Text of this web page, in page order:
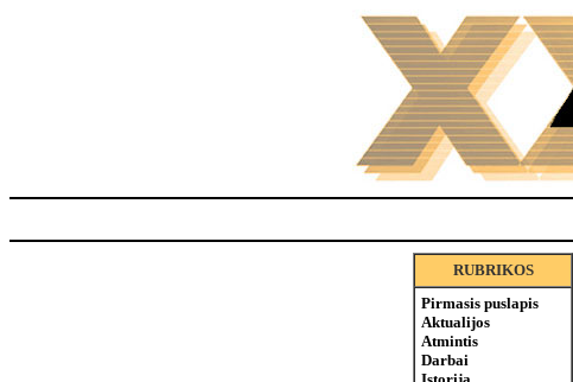
RUBRIKOS
Pirmasis puslapis
Aktualijos
Atmintis
Darbai